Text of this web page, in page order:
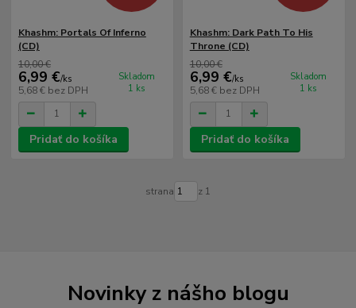
Khashm: Portals Of Inferno
(CD)
10,00 €
6,99 €/ks
5,68 € bez DPH
Skladom
1 ks
Pridať do košíka
Khashm: Dark Path To His
Throne (CD)
10,00 €
6,99 €/ks
5,68 € bez DPH
Skladom
1 ks
Pridať do košíka
strana z 1
Novinky z nášho blogu